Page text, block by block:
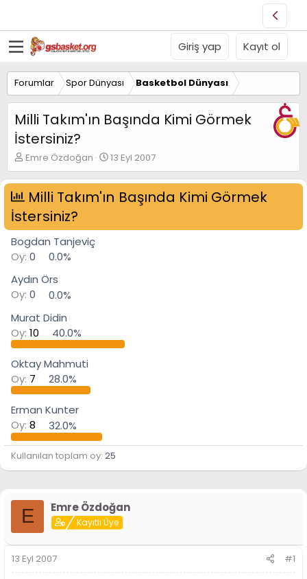
Giriş yap Kayıt ol
Forumlar Spor Dünyası Basketbol Dünyası
Milli Takım'ın Başında Kimi Görmek
İstersiniz?
K
o
n
u
u
B
a
ş
a
t
n
Emre Özdoğan
B
a
ş
l
a
g
13 Eyl 2007
Milli Takım'ın Başında Kimi Görmek
İstersiniz?
Bogdan Tanjeviç
Oy: 0
0.0%
Aydın Örs
Oy: 0
0.0%
Murat Didin
Oy: 10 40.0%
Oktay Mahmuti
Oy: 7 28.0%
Erman Kunter
Oy: 8 32.0%
Kullanılan toplam oy 25
E Emre Özdoğan
Kayıtlı Üye
13 Eyl 2007 #1